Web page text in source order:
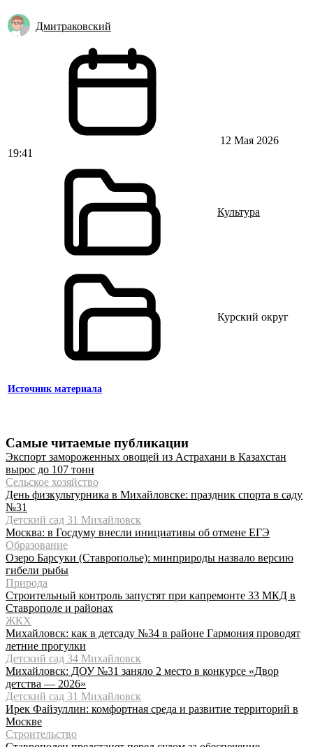
Дмитраковский
12 Мая 2026
19:41
Культура
Курский округ
Источник материала
Самые читаемые публикации
Экспорт замороженных овощей из Астрахани в Казахстан
вырос до 107 тонн
Сельское хозяйство
День физкультурника в Михайловске: праздник спорта в саду
№31
Детский сад 31 Михайловск
Москва: в Госдуму внесли инициативы об отмене ЕГЭ
Образование
Озеро Барсуки (Ставрополье): минприроды назвало версию
гибели рыбы
Природа
Строительный контроль запустят при капремонте 33 МКД в
Ставрополе и районах
ЖКХ
Михайловск: как в детсаду №34 в районе Гармония проводят
летние прогулки
Детский сад 34 Михайловск
Михайловск: ДОУ №31 заняло 2 место в конкурсе «Двор
детства — 2026»
Детский сад 31 Михайловск
Ирек Файзуллин: комфортная среда и развитие территорий в
Москве
Строительство